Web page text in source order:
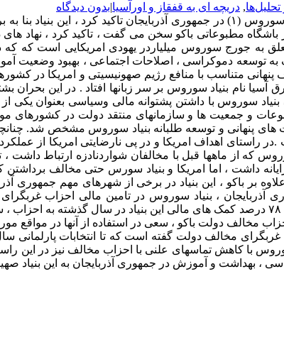
تحلیل‌ها, دریچه ای به قفقاز و اورآسیا|بدون دیدگاه
فردی اسداف رئیس نمایندگی های بنیاد امریکایی ـ صهیونیستی سوروس (۱) در
یهودی الاصل که روز سه شنبه (۳ فوریه ) در باشگاه مطبوعاتی باکو سخن می
به جورج سوروس میلیاردر یهودی امریکایی است که
به توسعه دموکراسی ، اصلاحات اجتماعی ، بهبود
نام بنیاد سوروس بر سر زبانها افتاد . در این بحران
سوروس با داشتن پشتوانه مالی وسیاسی بعنوان یکی
و جمعیت ها و سازمانهای منتقد دولت در کشورهای
های پنهانی و توسعه طلبانه بنیاد سوروس مشخص شد.
راستای اهداف امریکا و در پی نارضایتی امریکا از
داشت ، اما امریکا و بنیاد سورس حتی مخالف برداشتن
بر باکو ، این بنیاد در برخی از شهرهای مهم جمهوری
از انتخابات ریاست جمهوری ۱۵ اکتبر ۲۰۰۳ جمهوری آذربایجان ، بنیاد
سوروس در جمهوری آذربایجان سه شنبه (۳فوریه ) تاکید کرد که ۷۸ درصد کمک های
مخالف دولت باکو ، سعی در استفاده از آنها در
با کاهش تماسهای علنی با احزاب مخالف نیز در این
بهداشت و آموزش در جمهوری آذربایجان به این بنیاد